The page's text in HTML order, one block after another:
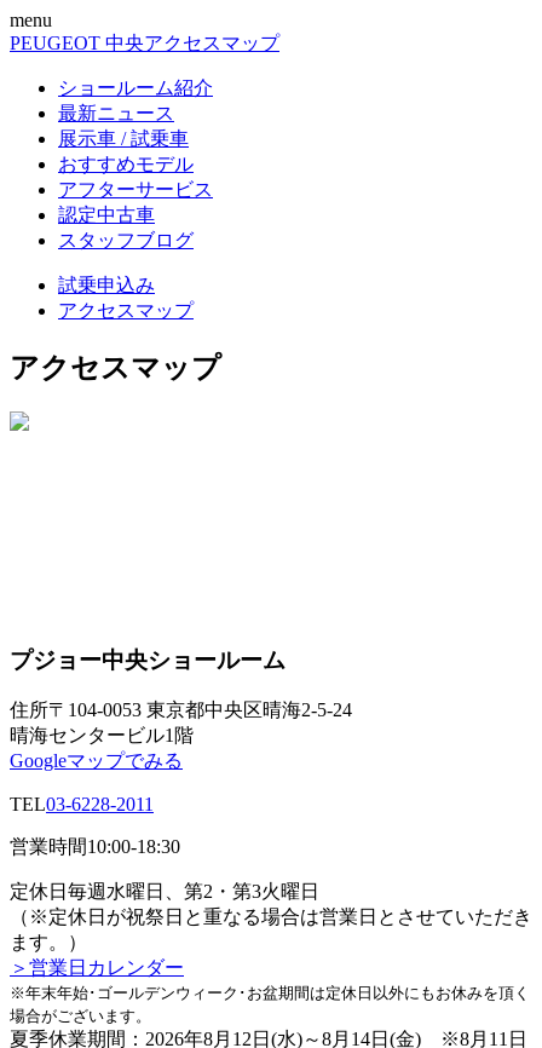
menu
PEUGEOT 中央アクセスマップ
ショールーム紹介
最新ニュース
展示車 / 試乗車
おすすめモデル
アフターサービス
認定中古車
スタッフブログ
試乗申込み
アクセスマップ
アクセスマップ
プジョー中央ショールーム
住所〒104-0053 東京都中央区晴海2-5-24
晴海センタービル1階
Googleマップでみる
TEL03-6228-2011
営業時間10:00-18:30
定休日 毎週水曜日、第2・第3火曜日
（※定休日が祝祭日と重なる場合は営業日とさせていただき
ます。）
＞営業日カレンダー
※年末年始･ゴールデンウィーク･お盆期間は定休日以外にもお休みを頂く
場合がございます。
夏季休業期間：2026年8月12日(水)～8月14日(金) ※8月11日